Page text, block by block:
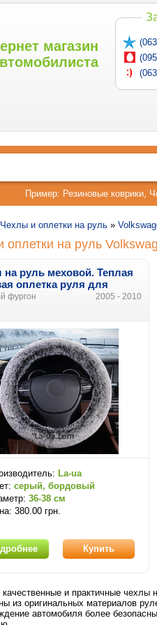
магазин
Пример: Резиновые коврики,
Чехлы и оплетки на руль »
оплетки на руль
на руль меховой. Теплая
оплетка руля для
Caddy Maxi
фургон 2005 - 2010
La-ua
серый, бордовый
36-38 см
380.00 грн.
Купить
и практичные чехлы
из оригинальных материалов
автомобиля более